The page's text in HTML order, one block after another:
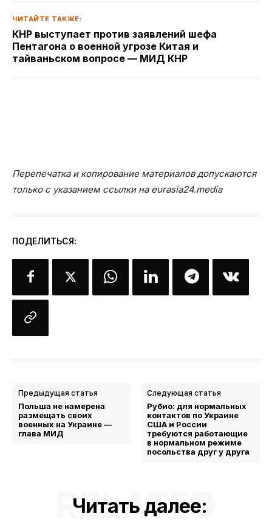
ЧИТАЙТЕ ТАКЖЕ:
КНР выступает против заявлений шефа
Пентагона о военной угрозе Китая и
тайваньском вопросе — МИД КНР
Перепечатка и копирование материалов допускаются
только с указанием ссылки на eurasia24.media
ПОДЕЛИТЬСЯ:
Предыдущая статья
Польша не намерена
размещать своих
военных на Украине —
глава МИД
Следующая статья
Рубио: для нормальных
контактов по Украине
США и России
требуются работающие
в нормальном режиме
посольства друг у друга
Читать далее:
RELATED